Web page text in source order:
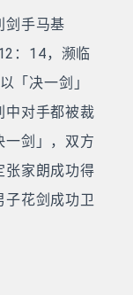
剑手马基
：14，濒临
「决一剑」
中对手都被裁
一剑」，双方
张家朗成功得
花剑成功卫